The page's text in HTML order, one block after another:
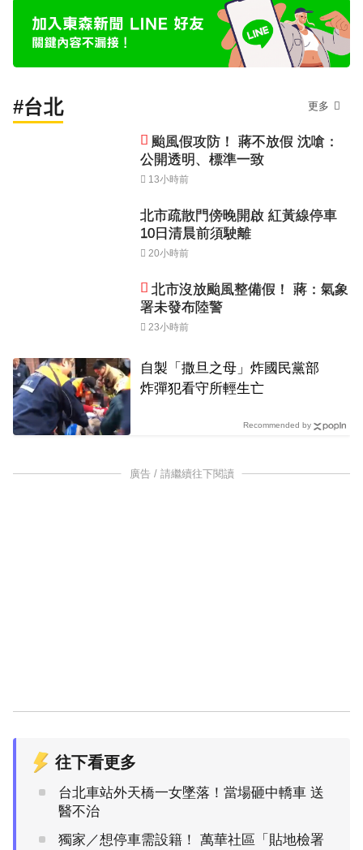
#台北 更多
颱風假攻防！ 蔣不放假 沈嗆：
公開透明、標準一致
13小時前
北市疏散門傍晚開啟 紅黃線停車
10日清晨前須駛離
20小時前
北市沒放颱風整備假！ 蔣：氣象
署未發布陸警
23小時前
自製「撒旦之母」炸國民黨部
炸彈犯看守所輕生亡
Recommended by
廣告 / 請繼續往下閱讀
往下看更多
台北車站外天橋一女墜落！當場砸中轎車 送
醫不治
獨家／想停車需設籍！ 萬華社區「貼地檢署